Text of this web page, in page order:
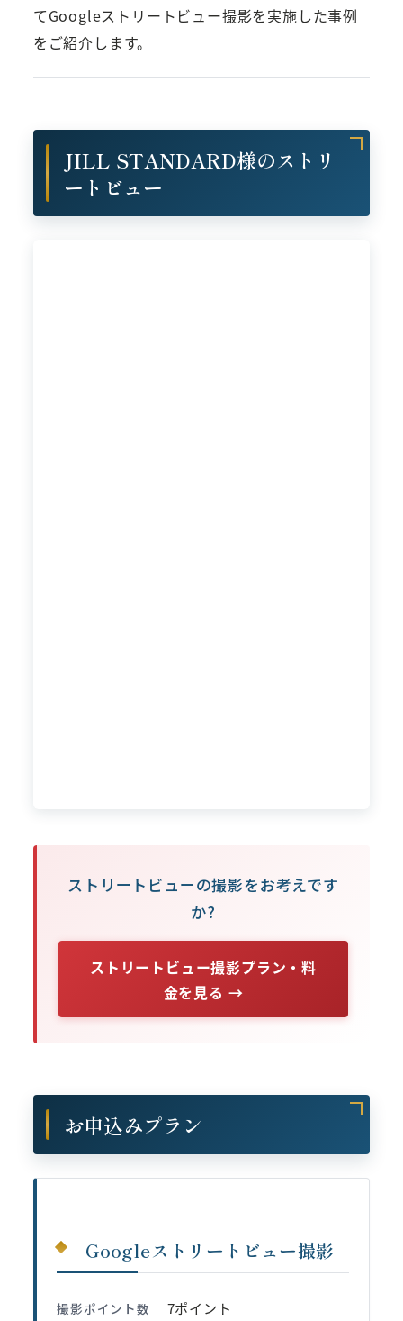
てGoogleストリートビュー撮影を実施した事例
をご紹介します。
JILL STANDARD様のストリ
ートビュー
ストリートビューの撮影をお考えです
か?
ストリートビュー撮影プラン・料
金を見る →
お申込みプラン
Googleストリートビュー撮影
撮影ポイント数 7ポイント